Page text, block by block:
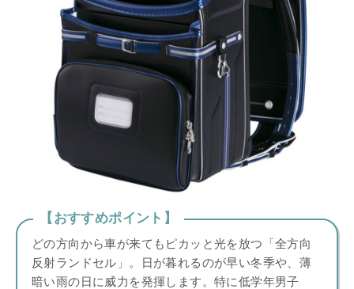
【おすすめポイント】
どの方向から車が来てもピカッと光を放つ「全方向
反射ランドセル」。日が暮れるのが早い冬季や、薄
暗い雨の日に威力を発揮します。特に低学年男子